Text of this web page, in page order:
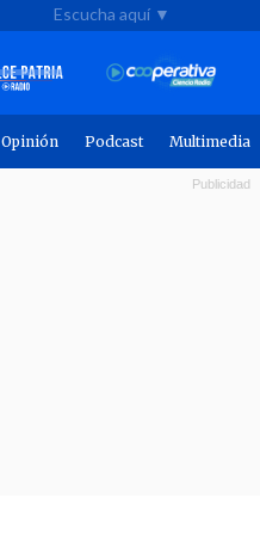
Escucha aquí ▼
Opinión Podcast Multimedia